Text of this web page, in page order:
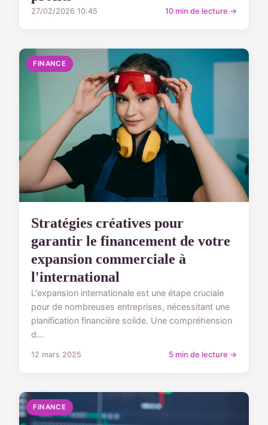
27/02/2026 10:45 10 min de lecture →
FINANCE
Stratégies créatives pour
garantir le financement de votre
expansion commerciale à
l'international
L'expansion internationale est une étape cruciale
pour de nombreuses entreprises, nécessitant une
planification financière solide. Une compréhension
d...
12 mars 2025 5 min de lecture →
FINANCE